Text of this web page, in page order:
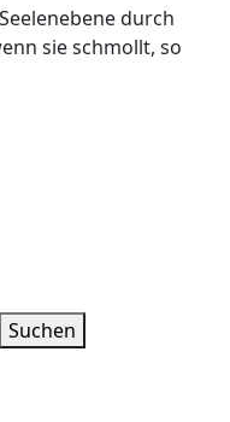
durch
sie schmollt, so
Suchen